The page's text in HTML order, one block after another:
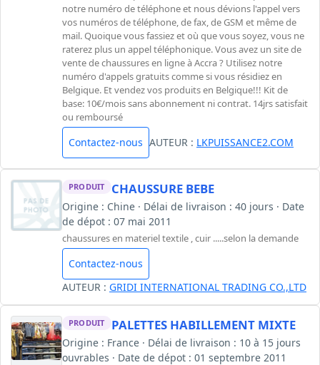
notre numéro de téléphone et nous dévions l'appel vers
vos numéros de téléphone, de fax, de GSM et même de
mail. Quoique vous fassiez et où que vous soyez, vous ne
raterez plus un appel téléphonique. Vous avez un site de
vente de chaussures en ligne à Accra ? Utilisez notre
numéro d'appels gratuits comme si vous résidiez en
Belgique. Et vendez vos produits en Belgique!!! Kit de
base: 10€/mois sans abonnement ni contrat. 14jrs satisfait
ou remboursé
Contactez-nous AUTEUR : LKPUISSANCE2.COM
PRODUIT CHAUSSURE BEBE
Origine : Chine · Délai de livraison : 40 jours · Date
de dépot : 07 mai 2011
chaussures en materiel textile , cuir .....selon la demande
Contactez-nous
AUTEUR : GRIDI INTERNATIONAL TRADING CO.,LTD
PRODUIT PALETTES HABILLEMENT MIXTE
Origine : France · Délai de livraison : 10 à 15 jours
ouvrables · Date de dépot : 01 septembre 2011